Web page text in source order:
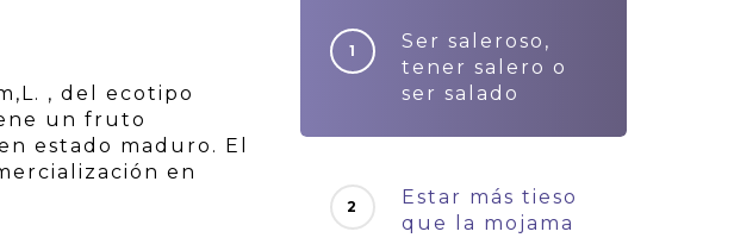
, del ecotipo
un fruto
estado maduro. El
en
Ser saleroso,
tener salero o
ser salado
Estar más tieso
que la mojama